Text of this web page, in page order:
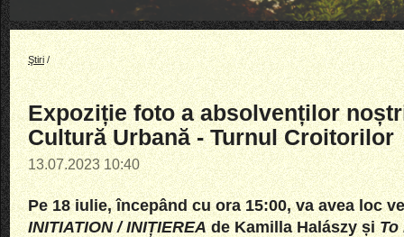
Ştiri/
Expoziție foto a absolvenților
Cultură Urbană - Turnul Croitorilor
13.07.2023 10:40
Pe 18 iulie, începând cu ora 15:00, va avea loc
INITIATION / INIȚIEREAdeKamilla HalászyșiTo